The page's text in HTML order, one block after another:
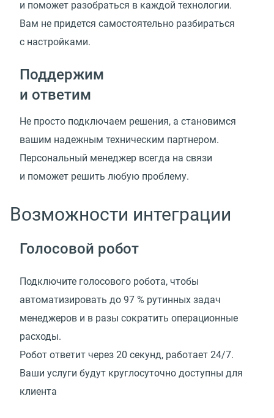
и поможет разобраться в каждой технологии.
Вам не придется самостоятельно разбираться
с настройками.
Поддержим
и ответим
Не просто подключаем решения, а становимся
вашим надежным техническим партнером.
Персональный менеджер всегда на связи
и поможет решить любую проблему.
Возможности интеграции
Голосовой робот
Подключите голосового робота, чтобы
автоматизировать до 97 % рутинных задач
менеджеров и в разы сократить операционные
расходы.
Робот ответит через 20 секунд, работает 24/7.
Ваши услуги будут круглосуточно доступны для
клиента